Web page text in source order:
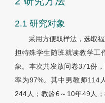
2.1 研究对象
采用方便取样法，选取
担特殊学生随班就读教学工
象。本次共发放问卷371份
率为97%。其中男教师114
244人；教龄6～10年49人